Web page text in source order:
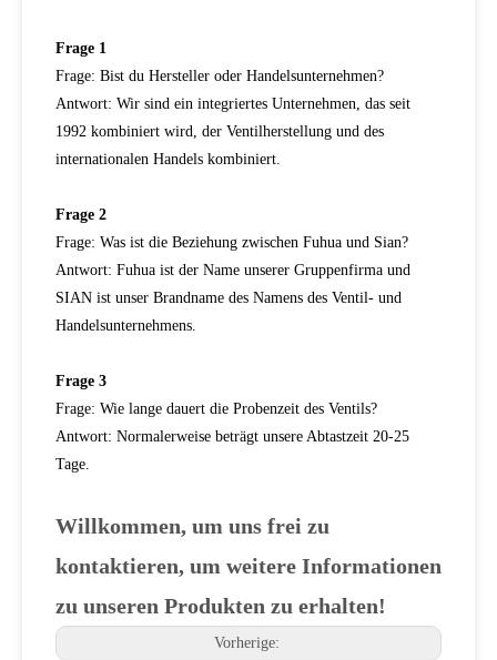
Frage 1
Frage: Bist du Hersteller oder Handelsunternehmen?
Antwort: Wir sind ein integriertes Unternehmen, das seit
1992 kombiniert wird, der Ventilherstellung und des
internationalen Handels kombiniert.
Frage 2
Frage: Was ist die Beziehung zwischen Fuhua und Sian?
Antwort: Fuhua ist der Name unserer Gruppenfirma und
SIAN ist unser Brandname des Namens des Ventil- und
Handelsunternehmens.
Frage 3
Frage: Wie lange dauert die Probenzeit des Ventils?
Antwort: Normalerweise beträgt unsere Abtastzeit 20-25
Tage.
Willkommen, um uns frei zu
kontaktieren, um weitere Informationen
zu unseren Produkten zu erhalten!
Vorherige: